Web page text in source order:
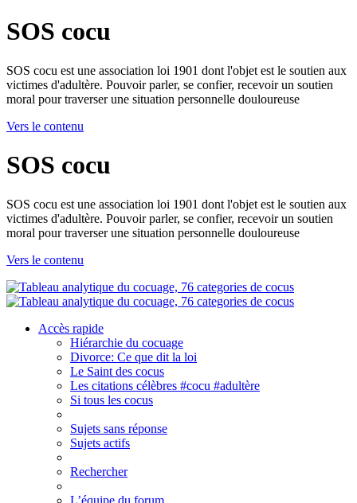
SOS cocu
SOS cocu est une association loi 1901 dont l'objet est le soutien aux
victimes d'adultère. Pouvoir parler, se confier, recevoir un soutien
moral pour traverser une situation personnelle douloureuse
Vers le contenu
SOS cocu
SOS cocu est une association loi 1901 dont l'objet est le soutien aux
victimes d'adultère. Pouvoir parler, se confier, recevoir un soutien
moral pour traverser une situation personnelle douloureuse
Vers le contenu
Accès rapide
Hiérarchie du cocuage
Divorce: Ce que dit la loi
Le Saint des cocus
Les citations célèbres #cocu #adultère
Si tous les cocus
Sujets sans réponse
Sujets actifs
Rechercher
L’équipe du forum